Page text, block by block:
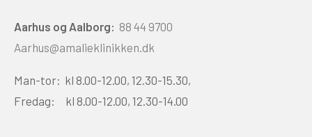
Aarhus og Aalborg: 88 44 9700
Aarhus@amalieklinikken.dk
Man-tor: kl 8.00-12.00, 12.30-15.30,
Fredag: kl 8.00-12.00, 12.30-14.00